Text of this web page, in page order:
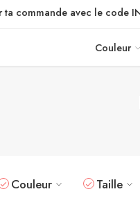
ta commande avec le code
Couleur
Couleur Taille